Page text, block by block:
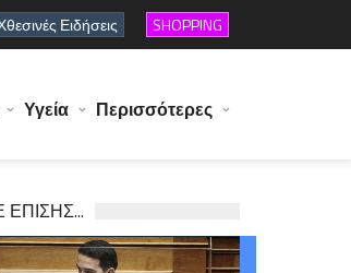
Ειδήσεις SHOPPING
Υγεία Περισσότερες
ΕΠΙΣΗΣ...